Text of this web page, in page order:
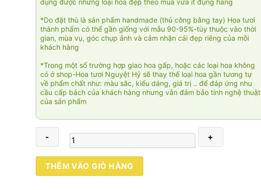
*Do đặt thù là sản phẩm handmade (thủ công bằng tay) Hoa tươi
thành phẩm có thể gần giống với mẫu 90-95%-tùy thuộc vào thời
gian, mùa vụ, góc chụp ảnh và cảm nhận cái đẹp riêng của mỗi
khách hàng
*Trong một số trường hợp giao hoa gấp, hoặc các loại hoa không
có ở shop-Hoa tươi Nguyệt Hỷ sẽ thay thế loại hoa gần tương tự
về phẩm chất như: màu sắc, kiểu dáng, giá trị .. để đáp ứng nhu
cầu cấp bách của khách hàng nhưng vẫn đảm bảo tính nghệ thuật
của sản phẩm
Hoan
ca
THÊM VÀO GIỎ HÀNG